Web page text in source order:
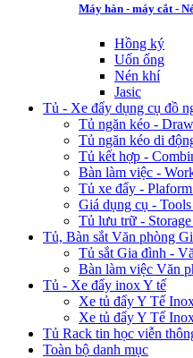
Máy hàn - máy cắt -
Hồng ký
Uốn ống
Nén khí
Jasic
Tủ - Xe đẩy dụng cụ đồ
Tủ ngăn kéo -
Tủ ngăn kéo di
Tủ kết hợp -
Bàn làm việc -
Tủ xe đẩy -
Giá dụng cụ -
Tủ lưu trữ -
Tủ, Bàn sắt Văn phòng
Tủ sắt Gia đình -
Bàn làm việc Văn
Tủ - Xe đẩy inox Y tế
Xe tủ đẩy Y Tế
Xe tủ đẩy Y Tế
Tủ Rack tin học viễn
Toàn bộ danh mục